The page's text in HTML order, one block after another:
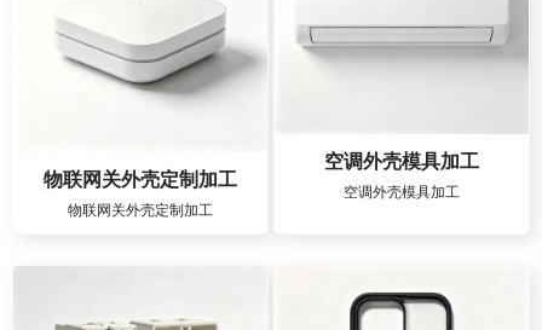
物联网关外壳定制加工
物联网关外壳定制加工
空调外壳模具加工
空调外壳模具加工